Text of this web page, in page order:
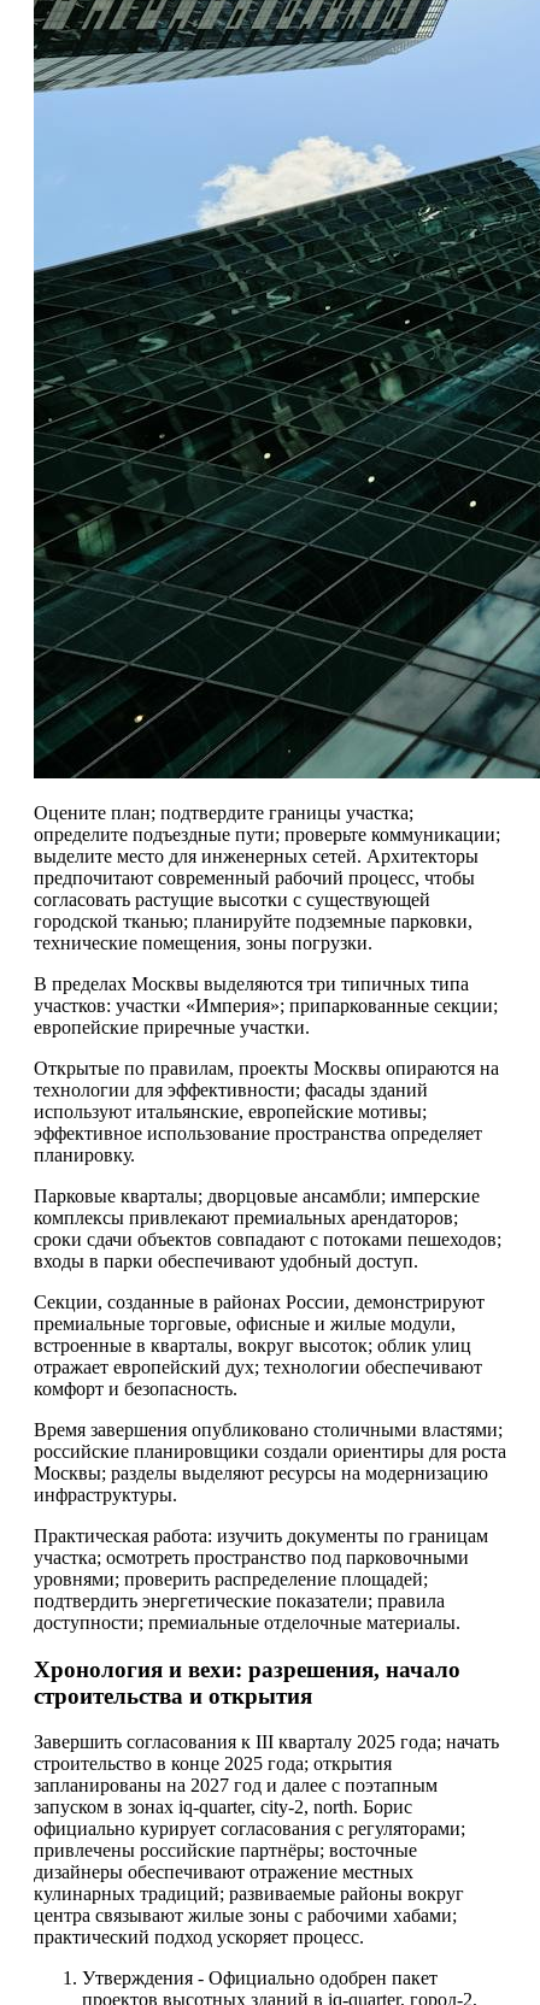
Оцените план; подтвердите границы участка;
определите подъездные пути; проверьте коммуникации;
выделите место для инженерных сетей. Архитекторы
предпочитают современный рабочий процесс, чтобы
согласовать растущие высотки с существующей
городской тканью; планируйте подземные парковки,
технические помещения, зоны погрузки.
В пределах Москвы выделяются три типичных типа
участков: участки «Империя»; припаркованные секции;
европейские приречные участки.
Открытые по правилам, проекты Москвы опираются на
технологии для эффективности; фасады зданий
используют итальянские, европейские мотивы;
эффективное использование пространства определяет
планировку.
Парковые кварталы; дворцовые ансамбли; имперские
комплексы привлекают премиальных арендаторов;
сроки сдачи объектов совпадают с потоками пешеходов;
входы в парки обеспечивают удобный доступ.
Секции, созданные в районах России, демонстрируют
премиальные торговые, офисные и жилые модули,
встроенные в кварталы, вокруг высоток; облик улиц
отражает европейский дух; технологии обеспечивают
комфорт и безопасность.
Время завершения опубликовано столичными властями;
российские планировщики создали ориентиры для роста
Москвы; разделы выделяют ресурсы на модернизацию
инфраструктуры.
Практическая работа: изучить документы по границам
участка; осмотреть пространство под парковочными
уровнями; проверить распределение площадей;
подтвердить энергетические показатели; правила
доступности; премиальные отделочные материалы.
Хронология и вехи: разрешения, начало
строительства и открытия
Завершить согласования к III кварталу 2025 года; начать
строительство в конце 2025 года; открытия
запланированы на 2027 год и далее с поэтапным
запуском в зонах iq-quarter, city-2, north. Борис
официально курирует согласования с регуляторами;
привлечены российские партнёры; восточные
дизайнеры обеспечивают отражение местных
кулинарных традиций; развиваемые районы вокруг
центра связывают жилые зоны с рабочими хабами;
практический подход ускоряет процесс.
Утверждения - Официально одобрен пакет
проектов высотных зданий в iq-quarter, город-2,